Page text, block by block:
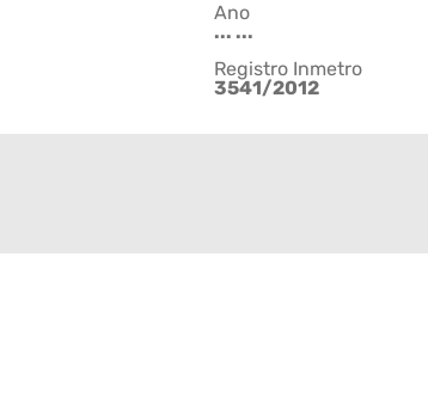
Ano
... ...
Registro Inmetro
3541/2012